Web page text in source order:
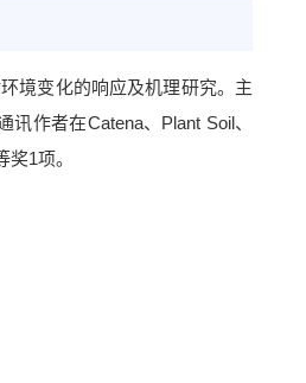
境变化的响应及机理研究。主
讯作者在Catena、 Plant Soil、
奖1项。